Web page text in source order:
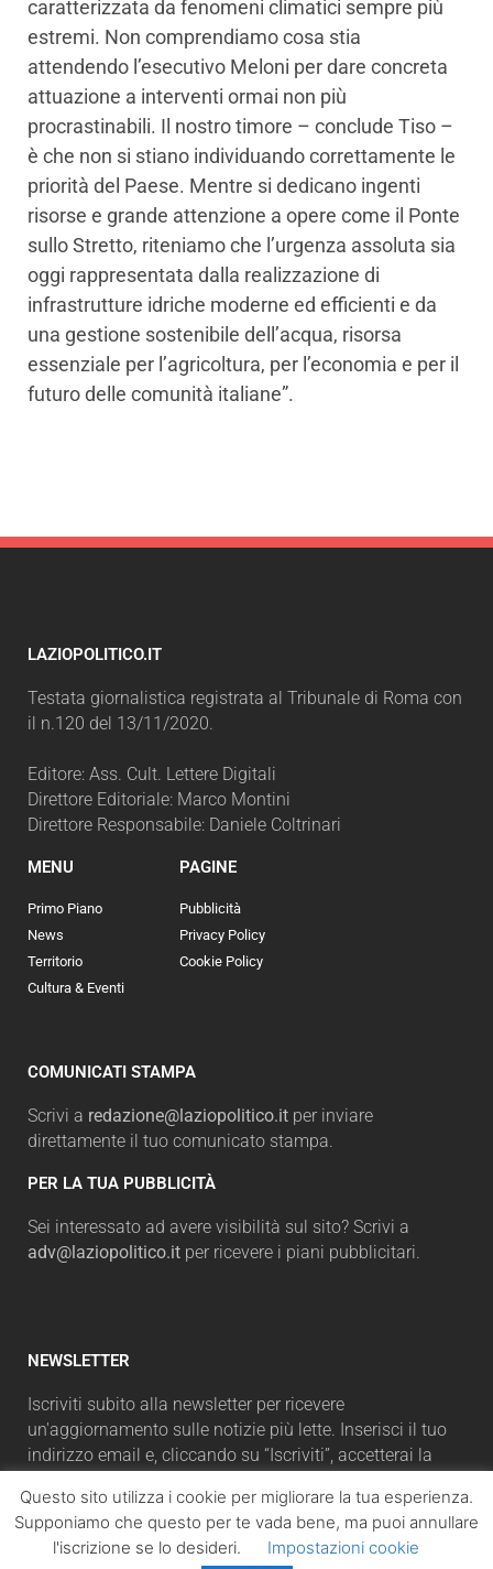
caratterizzata da fenomeni climatici sempre più
estremi. Non comprendiamo cosa stia
attendendo l’esecutivo Meloni per dare concreta
attuazione a interventi ormai non più
procrastinabili. Il nostro timore – conclude Tiso –
è che non si stiano individuando correttamente le
priorità del Paese. Mentre si dedicano ingenti
risorse e grande attenzione a opere come il Ponte
sullo Stretto, riteniamo che l’urgenza assoluta sia
oggi rappresentata dalla realizzazione di
infrastrutture idriche moderne ed efficienti e da
una gestione sostenibile dell’acqua, risorsa
essenziale per l’agricoltura, per l’economia e per il
futuro delle comunità italiane”.
LAZIOPOLITICO.IT
Testata giornalistica registrata al Tribunale di Roma con
il n.120 del 13/11/2020.
Editore: Ass. Cult. Lettere Digitali
Direttore Editoriale: Marco Montini
Direttore Responsabile: Daniele Coltrinari
MENU
Primo Piano
News
Territorio
Cultura & Eventi
PAGINE
Pubblicità
Privacy Policy
Cookie Policy
COMUNICATI STAMPA
Scrivi a redazione@laziopolitico.it per inviare
direttamente il tuo comunicato stampa.
PER LA TUA PUBBLICITÀ
Sei interessato ad avere visibilità sul sito? Scrivi a
adv@laziopolitico.it per ricevere i piani pubblicitari.
NEWSLETTER
Iscriviti subito alla newsletter per ricevere
un'aggiornamento sulle notizie più lette. Inserisci il tuo
indirizzo email e, cliccando su “Iscriviti”, accetterai la
Questo sito utilizza i cookie per migliorare la tua esperienza.
Supponiamo che questo per te vada bene, ma puoi annullare
l'iscrizione se lo desideri.
Impostazioni cookie